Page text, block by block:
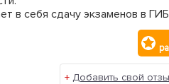
в себя сдачу экзаменов в
+ Добавить свой